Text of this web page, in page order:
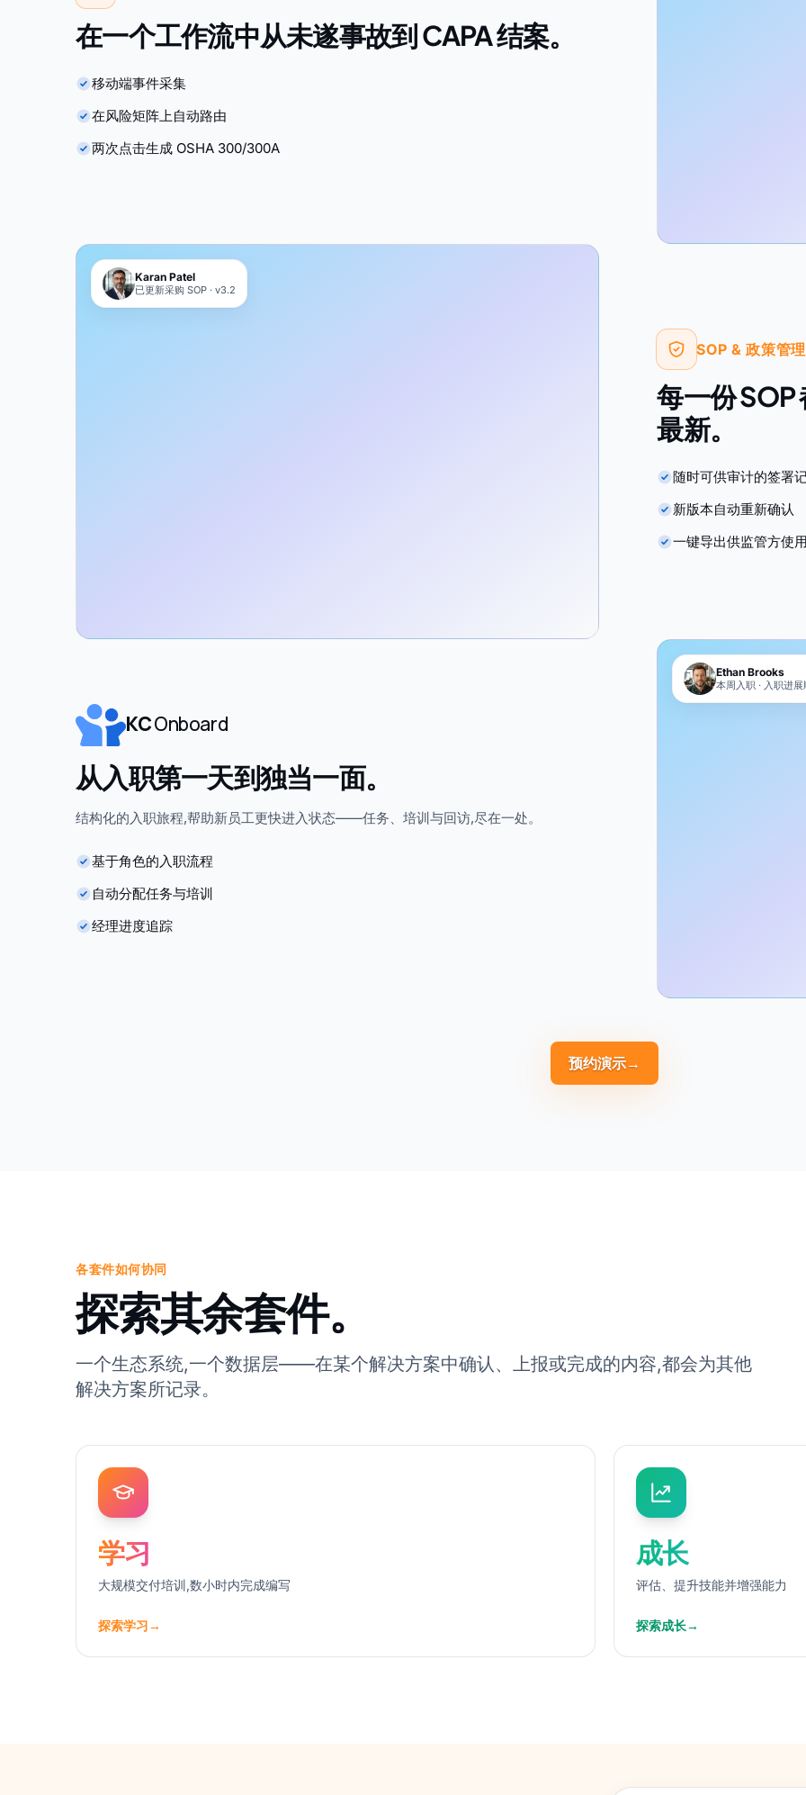
在一个工作流中从未遂事故到 CAPA 结案。
移动端事件采集
在风险矩阵上自动路由
两次点击生成 OSHA 300/300A
Karan Patel
已更新采购 SOP · v3.2
SOP & 政策管
每一份
最新。
随时可供审计的签署
新版本自动重新确认
一键导出供监管方使
KCOnboard
从入职第一天到独当一面。
结构化的入职旅程,帮助新员工更快进入状态——任务、培训与回访,尽在一处。
基于角色的入职流程
自动分配任务与培训
经理进度追踪
Ethan Brooks
本周入职 · 入职进
预约演示→
各套件如何协同
探索其余套件。
一个生态系统,一个数据层——在某个解决方案中确认、上报或完成的内容,都会为其他
解决方案所记录。
学习
大规模交付培训,数小时内完成编写
探索学习→
成长
评估、提升技能并增强能力
探索成长→